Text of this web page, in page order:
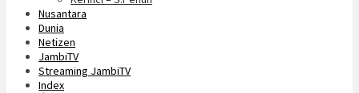
Nusantara
Dunia
Netizen
JambiTV
Streaming JambiTV
Index